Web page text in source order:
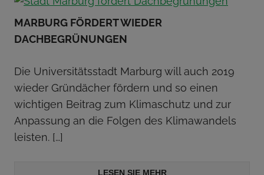
MARBURG FÖRDERT WIEDER
DACHBEGRÜNUNGEN
Die Universitätsstadt Marburg will auch 2019
wieder Gründächer fördern und so einen
wichtigen Beitrag zum Klimaschutz und zur
Anpassung an die Folgen des Klimawandels
leisten. […]
LESEN SIE MEHR